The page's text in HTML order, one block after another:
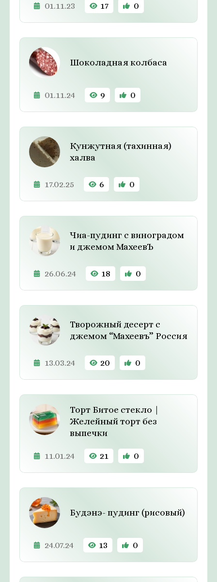
01.11.23 17 0
Шоколадная колбаса
01.11.24 9 0
Кунжутная (тахинная)
халва
17.02.25 6 0
Чиа-пудинг с виноградом
и джемом МахеевЪ
26.06.24 18 0
Творожный десерт с
джемом “Махеевъ” Россия
13.03.24 20 0
Торт Битое стекло |
Желейный торт без
выпечки
11.01.24 21 0
Будэнэ- пудинг (рисовый)
24.07.24 13 0